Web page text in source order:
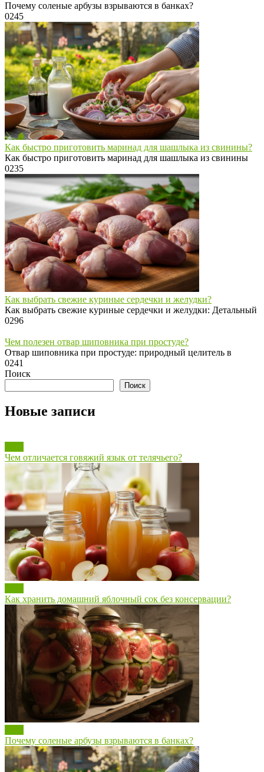
Почему соленые арбузы взрываются в банках?
0245
Как быстро приготовить маринад для шашлыка из свинины?
Как быстро приготовить маринад для шашлыка из свинины
0235
Как выбрать свежие куриные сердечки и желудки?
Как выбрать свежие куриные сердечки и желудки: Детальный
0296
Чем полезен отвар шиповника при простуде?
Отвар шиповника при простуде: природный целитель в
0241
Поиск
Поиск
Новые записи
Чем отличается говяжий язык от телячьего?
Как хранить домашний яблочный сок без консервации?
Почему соленые арбузы взрываются в банках?